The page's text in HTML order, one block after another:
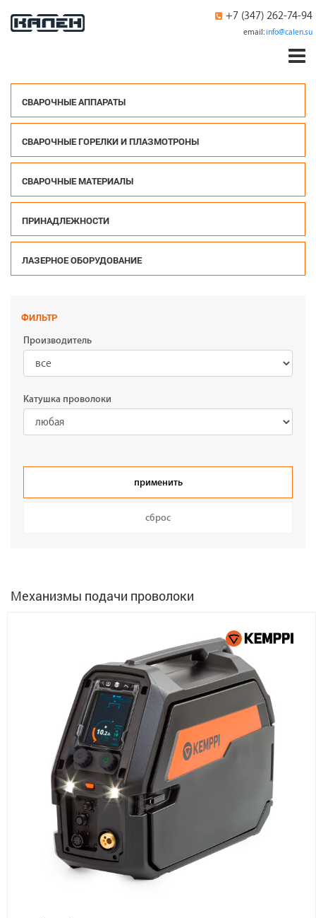
+7 (347) 262-74-94
email:info@calen.su
СВАРОЧНЫЕ АППАРАТЫ
СВАРОЧНЫЕ ГОРЕЛКИ И ПЛАЗМОТРОНЫ
СВАРОЧНЫЕ МАТЕРИАЛЫ
ПРИНАДЛЕЖНОСТИ
ЛАЗЕРНОЕ ОБОРУДОВАНИЕ
ФИЛЬТР
Производитель
Катушка проволоки
Механизмы подачи проволоки